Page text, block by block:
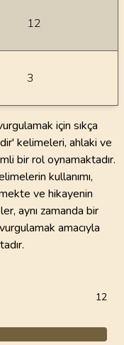
12
3
için sıkça
kelimeleri, ahlaki ve
bir rol oynamaktadır.
kullanımı,
ve hikayenin
aynı zamanda bir
amacıyla
12